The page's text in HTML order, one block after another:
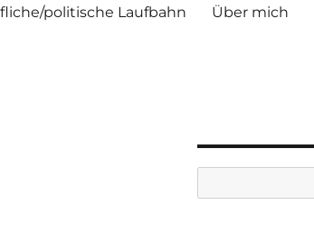
politische Laufbahn Über mich